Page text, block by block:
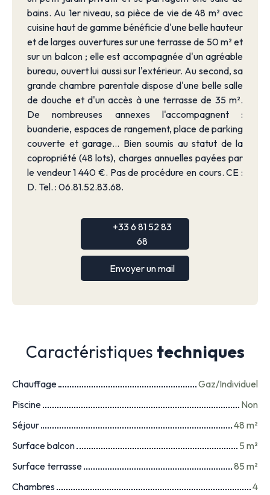
bains. Au 1er niveau, sa pièce de vie de 48 m² avec
cuisine haut de gamme bénéficie d'une belle hauteur
et de larges ouvertures sur une terrasse de 50 m² et
sur un balcon ; elle est accompagnée d'un agréable
bureau, ouvert lui aussi sur l'extérieur. Au second, sa
grande chambre parentale dispose d'une belle salle
de douche et d'un accès à une terrasse de 35 m².
De nombreuses annexes l'accompagnent :
buanderie, espaces de rangement, place de parking
couverte et garage... Bien soumis au statut de la
copropriété (48 lots), charges annuelles payées par
le vendeur 1 440 €. Pas de procédure en cours. CE :
D. Tel. : 06.81.52.83.68.
+33 6 81 52 83
68
Envoyer un mail
Caractéristiques techniques
Chauffage
Gaz/Individuel
Piscine
Non
Séjour
48 m²
Surface balcon
5 m²
Surface terrasse
85 m²
Chambres
4